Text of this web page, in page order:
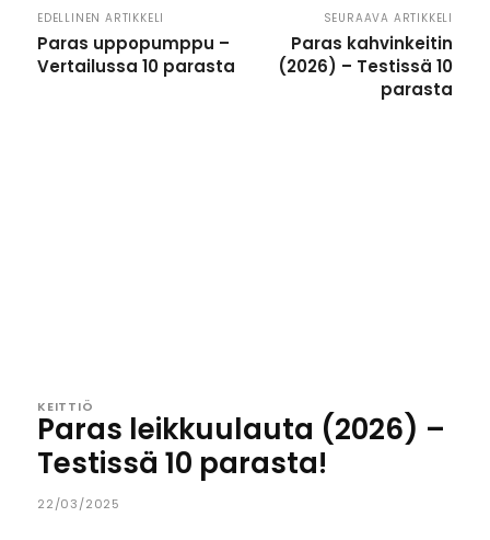
EDELLINEN ARTIKKELI
Paras uppopumppu –
Vertailussa 10 parasta
SEURAAVA ARTIKKELI
Paras kahvinkeitin
(2026) – Testissä 10
parasta
KEITTIÖ
Paras leikkuulauta (2026) –
Testissä 10 parasta!
22/03/2025